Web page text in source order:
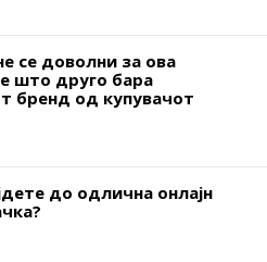
се доволни за ова
што друго бара
бренд од купувачот
до одлична онлајн